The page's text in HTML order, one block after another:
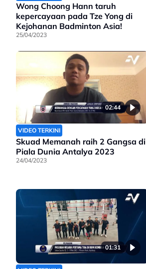
Wong Choong Hann taruh
kepercayaan pada Tze Yong di
Kejohanan Badminton Asia!
25/04/2023
02:44
VIDEO TERKINI
Skuad Memanah raih 2 Gangsa di
Piala Dunia Antalya 2023
24/04/2023
01:31